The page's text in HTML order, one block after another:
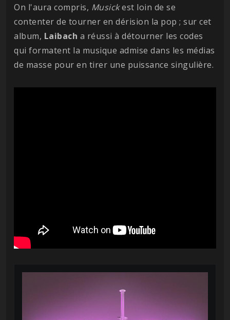
On l'aura compris, Musickest loin de se
contenter de tourner en dérision la pop ; sur cet
album, Laibach a réussi à détourner les codes
qui formatent la musique admise dans les médias
de masse pour en tirer une puissance singulière.